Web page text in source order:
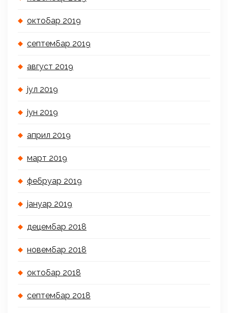
октобар 2019
септембар 2019
август 2019
јул 2019
јун 2019
април 2019
март 2019
фебруар 2019
јануар 2019
децембар 2018
новембар 2018
октобар 2018
септембар 2018